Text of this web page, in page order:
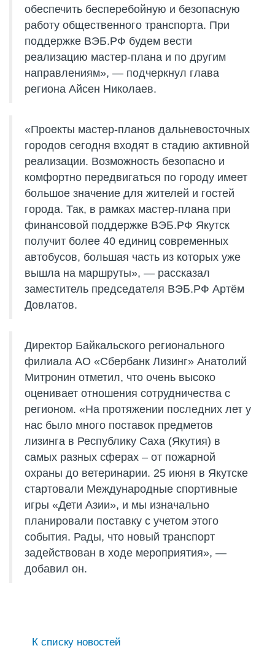
обеспечить бесперебойную и безопасную
работу общественного транспорта. При
поддержке ВЭБ.РФ будем вести
реализацию мастер-плана и по другим
направлениям», — подчеркнул глава
региона Айсен Николаев.
«Проекты мастер-планов дальневосточных
городов сегодня входят в стадию активной
реализации. Возможность безопасно и
комфортно передвигаться по городу имеет
большое значение для жителей и гостей
города. Так, в рамках мастер-плана при
финансовой поддержке ВЭБ.РФ Якутск
получит более 40 единиц современных
автобусов, большая часть из которых уже
вышла на маршруты», — рассказал
заместитель председателя ВЭБ.РФ Артём
Довлатов.
Директор Байкальского регионального
филиала АО «Сбербанк Лизинг» Анатолий
Митронин отметил, что очень высоко
оценивает отношения сотрудничества с
регионом. «На протяжении последних лет у
нас было много поставок предметов
лизинга в Республику Саха (Якутия) в
самых разных сферах – от пожарной
охраны до ветеринарии. 25 июня в Якутске
стартовали Международные спортивные
игры «Дети Азии», и мы изначально
планировали поставку с учетом этого
события. Рады, что новый транспорт
задействован в ходе мероприятия», —
добавил он.
К списку новостей